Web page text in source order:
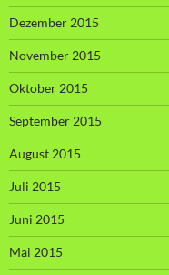
Dezember 2015
November 2015
Oktober 2015
September 2015
August 2015
Juli 2015
Juni 2015
Mai 2015